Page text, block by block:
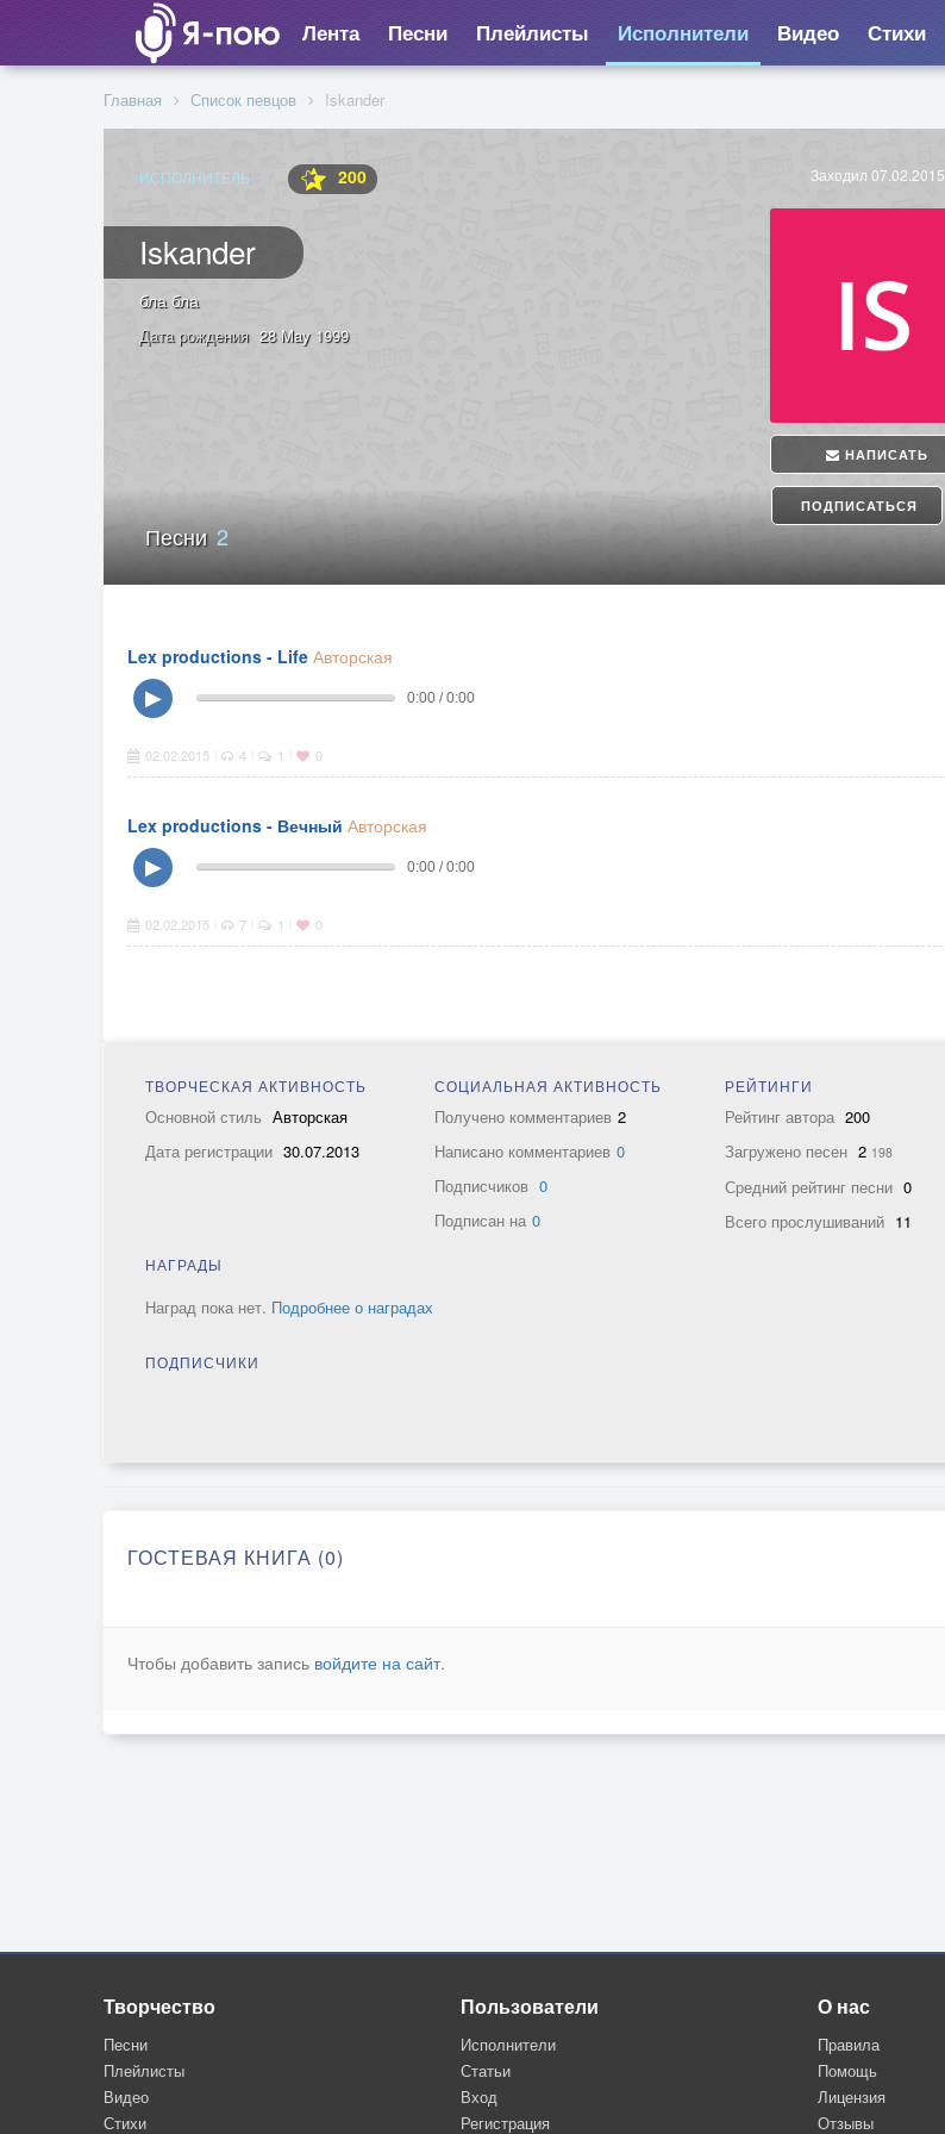
Лента Песни Плейлисты Исполнители Видео Стихи
Главная Список певцов Iskander
ИСПОЛНИТЕЛЬ 200
Iskander
Заходил 07.02.2015
НАПИСАТЬ
ПОДПИСАТЬСЯ
бла бла
Дата рождения 28 May 1999
Песни2
Lex productions - Life Авторская
▶
0:00 / 0:00
02.02.2015 4 1 0
Lex productions - Вечный Авторская
▶
0:00 / 0:00
02.02.2015 7 1 0
ТВОРЧЕСКАЯ АКТИВНОСТЬ
Основной стиль Авторская
Дата регистрации 30.07.2013
СОЦИАЛЬНАЯ АКТИВНОСТЬ
Получено комментариев 2
Написано комментариев 0
Подписчиков 0
Подписан на 0
РЕЙТИНГИ
Рейтинг автора 200
Загружено песен 2 198
Средний рейтинг песни 0
Всего прослушиваний 11
НАГРАДЫ
Наград пока нет. Подробнее о наградах
ПОДПИСЧИКИ
ГОСТЕВАЯ КНИГА (0)
Чтобы добавить запись войдите на сайт.
Творчество
Песни
Плейлисты
Видео
Стихи
Пользователи
Исполнители
Статьи
Вход
Регистрация
О нас
Правила
Помощь
Лицензия
Отзывы